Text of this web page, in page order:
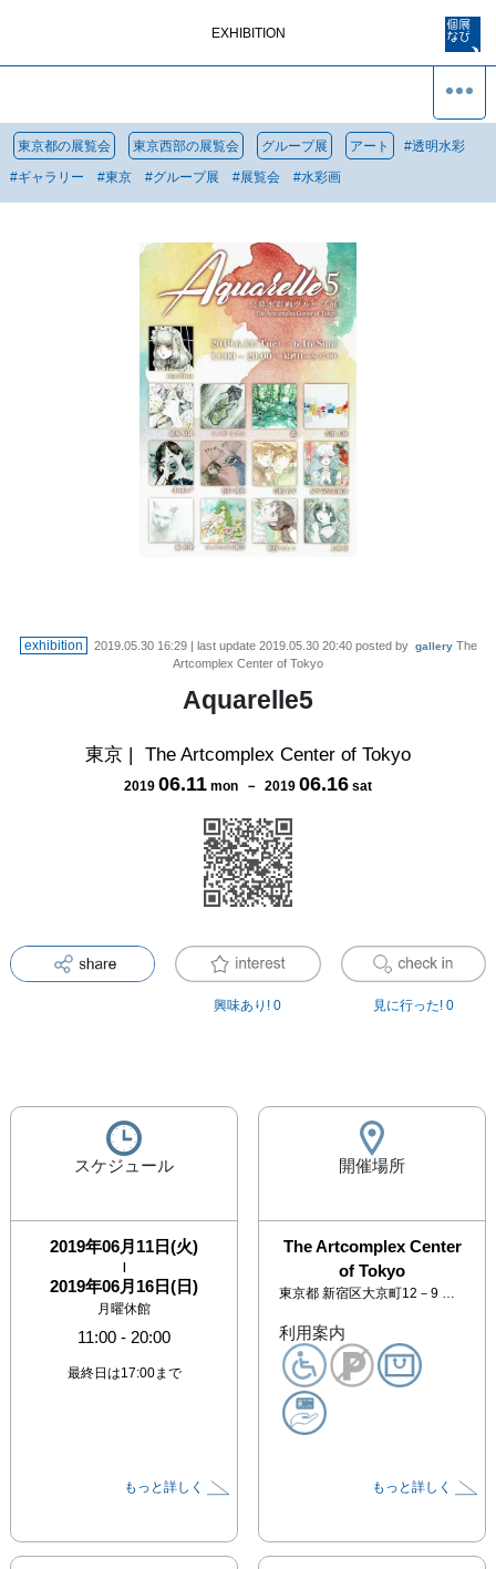
EXHIBITION
東京都の展覧会 東京西部の展覧会 グループ展 アート #透明水彩
#ギャラリー #東京 #グループ展 #展覧会 #水彩画
exhibition 2019.05.30 16:29| last update 2019.05.30 20:40posted by gallery The
Artcomplex Center of Tokyo
Aquarelle5
東京 | The Artcomplex Center of Tokyo
2019 06.11 mon － 2019 06.16 sat
興味あり! 0 見に行った! 0
スケジュール
2019年06月11日(火)
|
2019年06月16日(日)
月曜休館
11:00 - 20:00
最終日は17:00まで
もっと詳しく
開催場所
The Artcomplex Center
of Tokyo
東京都 新宿区大京町12－9 アートコンプレックスセンター 2F
利用案内
もっと詳しく